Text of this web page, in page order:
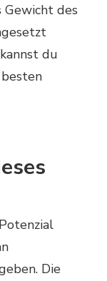
des
du
Die